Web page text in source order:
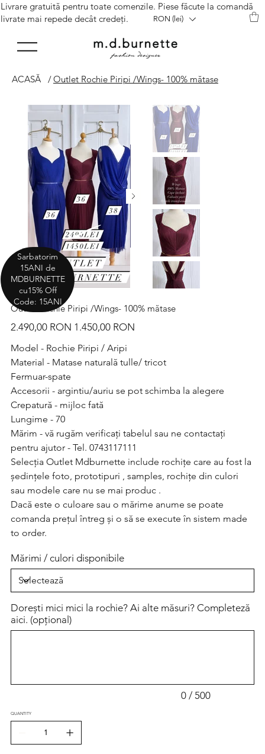
RON (lei)
Livrare gratuită pentru toate comenzile. Piese făcute la comandă
livrate mai repede decât credeți.
ACASĂ /Outlet Rochie Piripi /Wings- 100% mătase
Outlet Rochie Piripi /Wings- 100% mătase
Preț
inițial
2.490,00 RON Preț
redus
1.450,00 RON
Model - Rochie Piripi / Aripi
Material - Matase naturală tulle/ tricot
Fermuar-spate
Accesorii - argintiu/auriu se pot schimba la alegere
Crepatură - mijloc fată
Lungime - 70
Mărim - vă rugăm verificați tabelul sau ne contactați
pentru ajutor - Tel. 0743117111
Selecția Outlet Mdburnette include rochițe care au fost la
ședințele foto, prototipuri , samples, rochițe din culori
sau modele care nu se mai produc .
Dacă este o culoare sau o mărime anume se poate
comanda prețul întreg și o să se execute în sistem made
to order.
Mărimi / culori disponibile
Dorești mici mici la rochie? Ai alte măsuri? Completeză
aici. (opțional)
0 / 500
QUANTITY
Sarbatorim
15ANI de
MDBURNETTE
cu15% Off
Code: 15ANI